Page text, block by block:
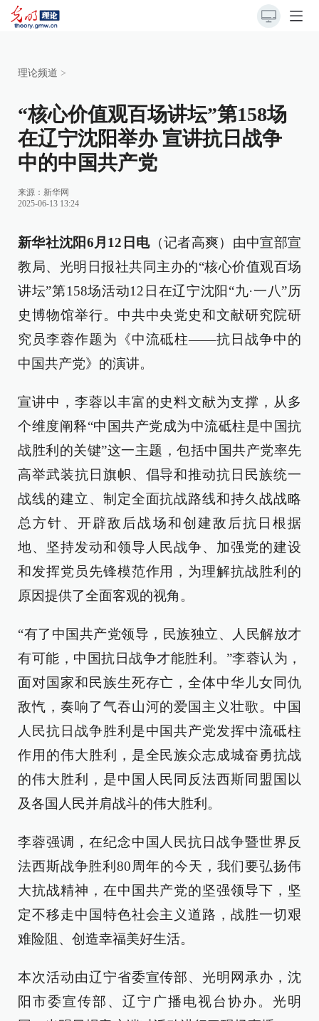
理论频道 >
“核心价值观百场讲坛”第158场
在辽宁沈阳举办 宣讲抗日战争
中的中国共产党
来源： 新华网
2025-06-13 13:24
新华社沈阳6月12日电（记者高爽）由中宣部宣
教局、光明日报社共同主办的“核心价值观百场
讲坛”第158场活动12日在辽宁沈阳“九·一八”历
史博物馆举行。中共中央党史和文献研究院研
究员李蓉作题为《中流砥柱——抗日战争中的
中国共产党》的演讲。
宣讲中，李蓉以丰富的史料文献为支撑，从多
个维度阐释“中国共产党成为中流砥柱是中国抗
战胜利的关键”这一主题，包括中国共产党率先
高举武装抗日旗帜、倡导和推动抗日民族统一
战线的建立、制定全面抗战路线和持久战战略
总方针、开辟敌后战场和创建敌后抗日根据
地、坚持发动和领导人民战争、加强党的建设
和发挥党员先锋模范作用，为理解抗战胜利的
原因提供了全面客观的视角。
“有了中国共产党领导，民族独立、人民解放才
有可能，中国抗日战争才能胜利。”李蓉认为，
面对国家和民族生死存亡，全体中华儿女同仇
敌忾，奏响了气吞山河的爱国主义壮歌。中国
人民抗日战争胜利是中国共产党发挥中流砥柱
作用的伟大胜利，是全民族众志成城奋勇抗战
的伟大胜利，是中国人民同反法西斯同盟国以
及各国人民并肩战斗的伟大胜利。
李蓉强调，在纪念中国人民抗日战争暨世界反
法西斯战争胜利80周年的今天，我们要弘扬伟
大抗战精神，在中国共产党的坚强领导下，坚
定不移走中国特色社会主义道路，战胜一切艰
难险阻、创造幸福美好生活。
本次活动由辽宁省委宣传部、光明网承办，沈
阳市委宣传部、辽宁广播电视台协办。光明